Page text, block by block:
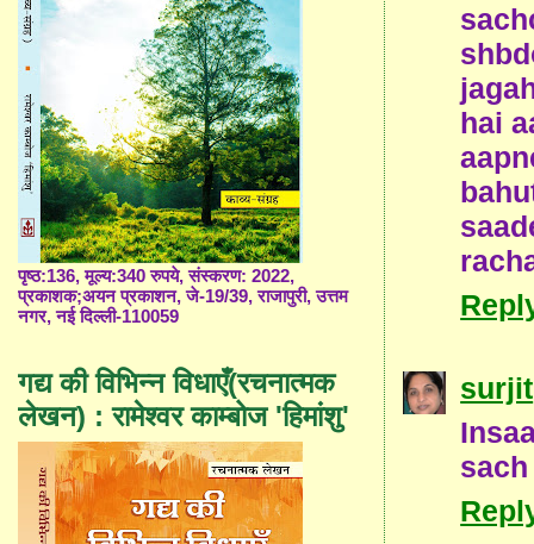
hai
surjit
पृष्ठ:136, मूल्य:340 रुपये, संस्करण: 2022,
प्रकाशक;अयन प्रकाशन, जे-19/39, राजापुरी, उत्तम
नगर, नई दिल्ली-110059
गद्य की विभिन्न विधाएँ(रचनात्मक
लेखन) : रामेश्वर काम्बोज 'हिमांशु'